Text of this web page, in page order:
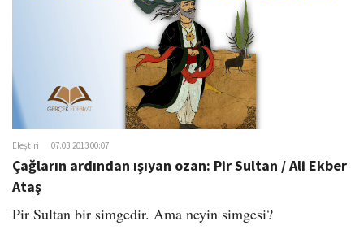
Eleştiri 07.03.2013 00:07
Çağların ardından ışıyan ozan: Pir Sultan / Ali Ekber
Ataş
Pir Sultan bir simgedir. Ama neyin simgesi?